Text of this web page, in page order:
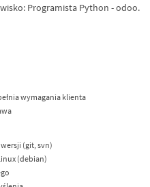
Programista Python - odoo.
wymagania klienta
(git, svn)
(debian)